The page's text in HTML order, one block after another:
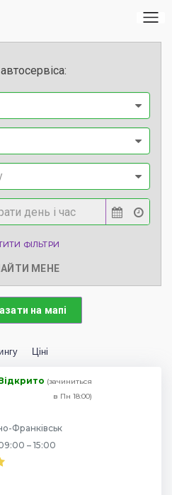
ФІЛЬТРИ
МЕНЕ
на мапі
Ціні
(зачиниться
в Пн 18:00)
Франківськ
– 15:00